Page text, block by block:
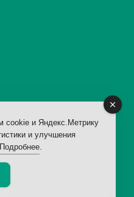
«Арбаль»,
персональных данных
cookie и Яндекс.Метрику
и улучшения
Подробнее.